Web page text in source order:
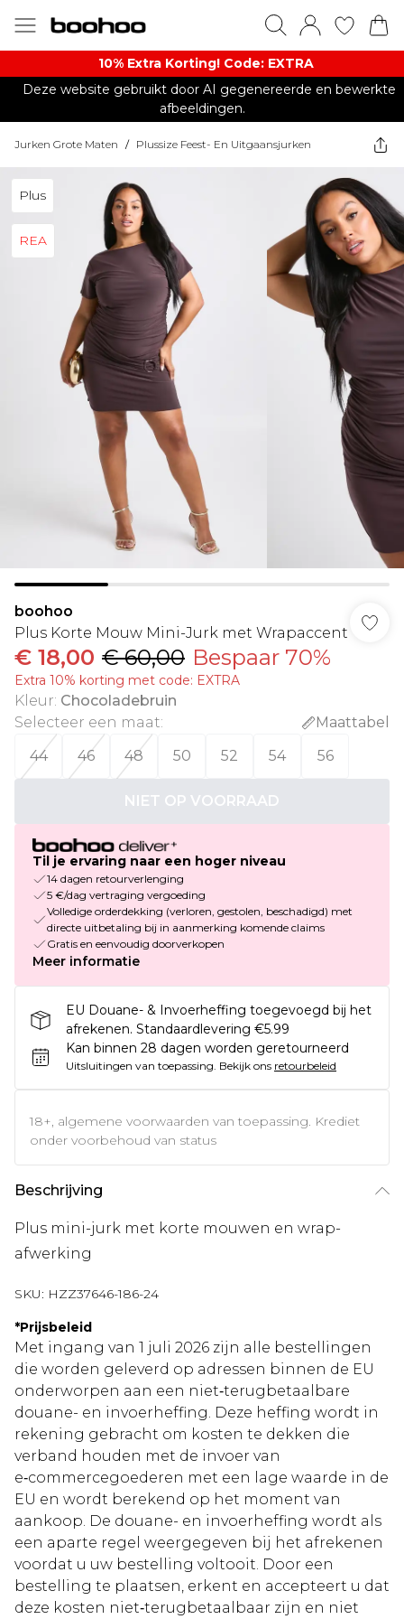
10% Extra Korting! Code: EXTRA​
Deze website gebruikt door AI gegenereerde en bewerkte
afbeeldingen.
Jurken Grote Maten / Plussize Feest- En Uitgaansjurken
Plus
REA
boohoo
Plus Korte Mouw Mini-Jurk met Wrapaccent
€ 18,00 € 60,00 Bespaar 70%
Extra 10% korting met code: EXTRA
Kleur: Chocoladebruin
Selecteer een maat:
Maattabel
44
46 48 50 52 54 56
NIET OP VOORRAAD
Til je ervaring naar een hoger niveau
14 dagen retourverlenging
5 €/dag vertraging vergoeding
Volledige orderdekking (verloren, gestolen, beschadigd) met
directe uitbetaling bij in aanmerking komende claims
Gratis en eenvoudig doorverkopen
Meer informatie
EU Douane- & Invoerheffing toegevoegd bij het
afrekenen. Standaardlevering €5.99
Kan binnen 28 dagen worden geretourneerd
Uitsluitingen van toepassing. Bekijk ons retourbeleid
18+, algemene voorwaarden van toepassing. Krediet
onder voorbehoud van status
Beschrijving
Plus mini-jurk met korte mouwen en wrap-
afwerking
SKU: HZZ37646-186-24
*Prijsbeleid
Met ingang van 1 juli 2026 zijn alle bestellingen
die worden geleverd op adressen binnen de EU
onderworpen aan een niet‑terugbetaalbare
douane- en invoerheffing. Deze heffing wordt in
rekening gebracht om kosten te dekken die
verband houden met de invoer van
e‑commercegoederen met een lage waarde in de
EU en wordt berekend op het moment van
aankoop. De douane- en invoerheffing wordt als
een aparte regel weergegeven bij het afrekenen
voordat u uw bestelling voltooit. Door een
bestelling te plaatsen, erkent en accepteert u dat
deze kosten niet‑terugbetaalbaar zijn en niet